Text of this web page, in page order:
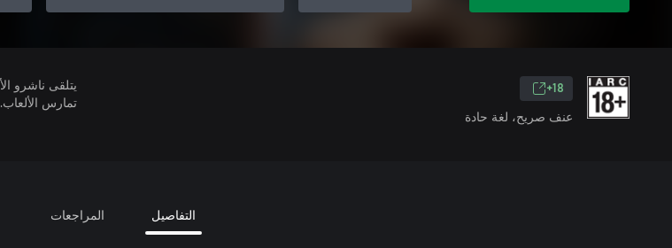
18+
عنف صريح، لغة حادة
تمارس الألعاب.
التفاصيل المراجعات